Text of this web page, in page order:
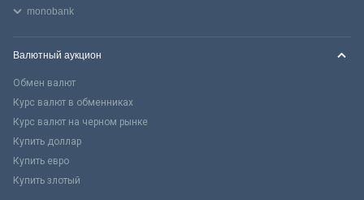
monobank
Валютный аукцион
Обмен валют
Курс валют в обменниках
Курс валют на черном рынке
Купить доллар
Купить евро
Купить злотый